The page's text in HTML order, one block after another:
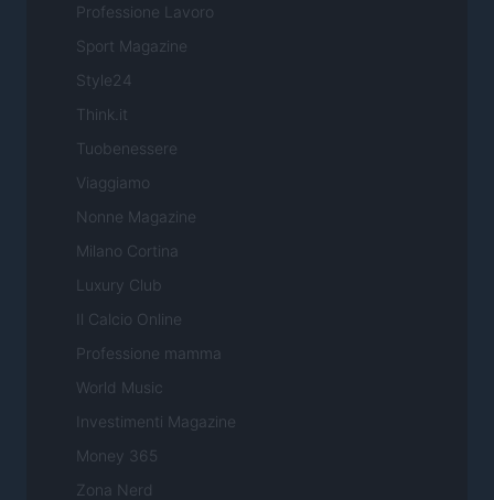
Professione Lavoro
Sport Magazine
Style24
Think.it
Tuobenessere
Viaggiamo
Nonne Magazine
Milano Cortina
Luxury Club
Il Calcio Online
Professione mamma
World Music
Investimenti Magazine
Money 365
Zona Nerd